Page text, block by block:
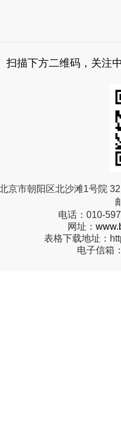
扫描下方二维码，关注
京市朝阳区北沙滩1号院
电话：010-
网址：
表格下载地址：
电子信箱